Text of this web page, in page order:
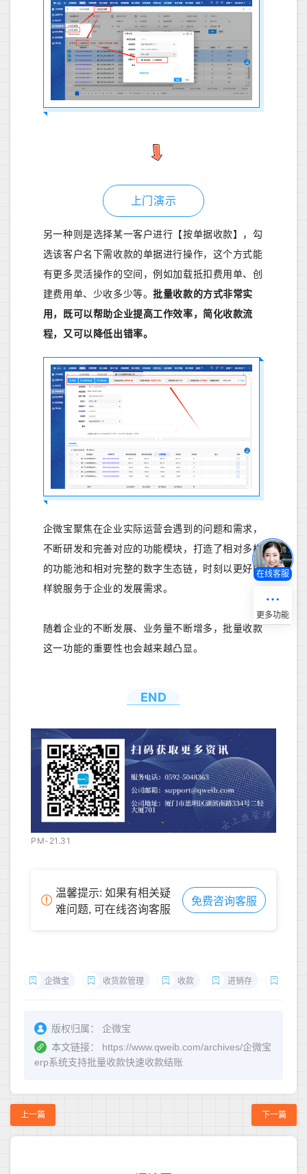
上门演示
另一种则是选择某一客户进行【按单据收款】，勾
选该客户名下需收款的单据进行操作，这个方式能
有更多灵活操作的空间，例如加载抵扣费用单、创
建费用单、少收多少等。批量收款的方式非常实
用，既可以帮助企业提高工作效率，简化收款流
程，又可以降低出错率。
企微宝聚焦在企业实际运营会遇到的问题和需求，
不断研发和完善对应的功能模块，打造了相对多样
的功能池和相对完整的数字生态链，时刻以更好的
样貌服务于企业的发展需求。
随着企业的不断发展、业务量不断增多，批量收款
这一功能的重要性也会越来越凸显。
END
PM-21.31
温馨提示: 如果有相关疑
难问题, 可在线咨询客服
免费咨询客服
企微宝 收货款管理 收款 进销存
版权归属：
企微宝
本文链接：
https://www.qweib.com/archives/企微宝
erp系统支持批量收款快速收款结账
上一篇 下一篇
在线客服